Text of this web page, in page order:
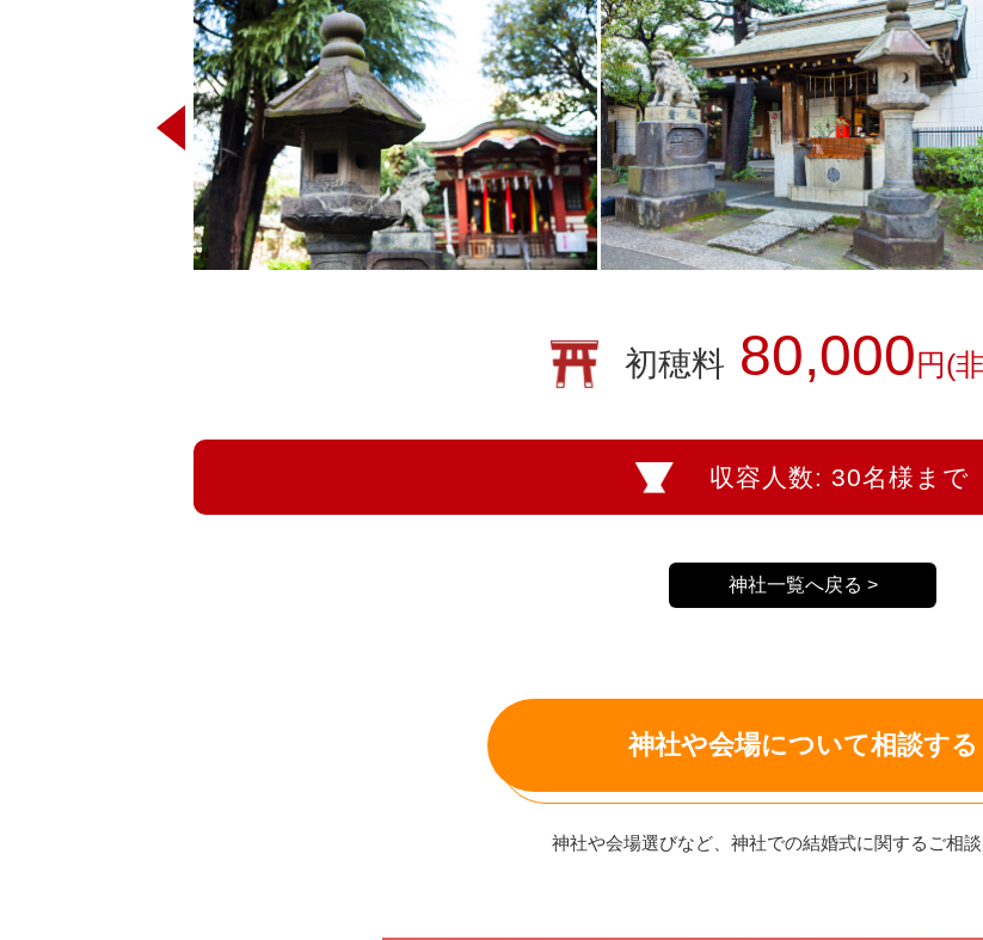
初穂料 80,000 円(
収容人数: 30名様まで
神社一覧へ戻る >
神社や会場について相談する
神社や会場選びなど、神社での結婚式に関するご相